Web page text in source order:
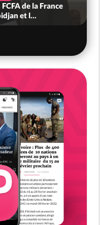
de la France
et l...